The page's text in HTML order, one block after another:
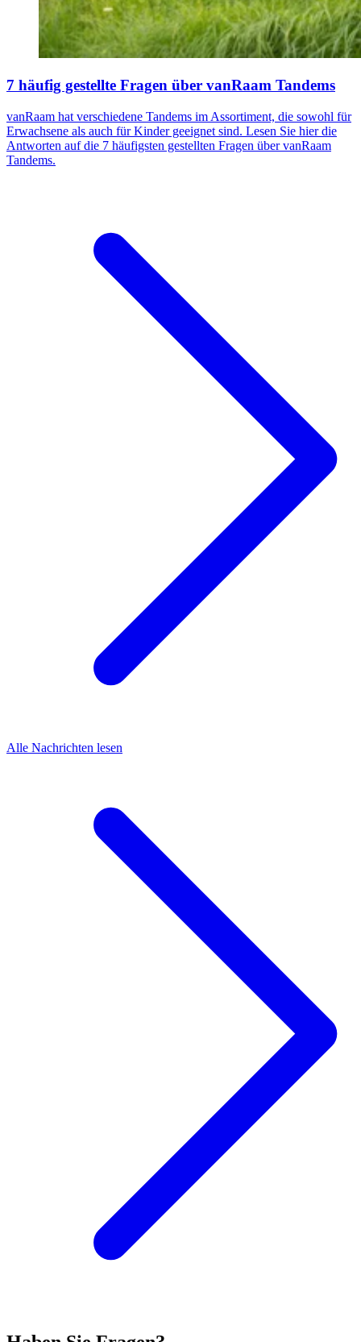
7 häufig gestellte Fragen über vanRaam Tandems
vanRaam hat verschiedene Tandems im Assortiment, die sowohl für
Erwachsene als auch für Kinder geeignet sind. Lesen Sie hier die
Antworten auf die 7 häufigsten gestellten Fragen über vanRaam
Tandems.
Alle Nachrichten lesen